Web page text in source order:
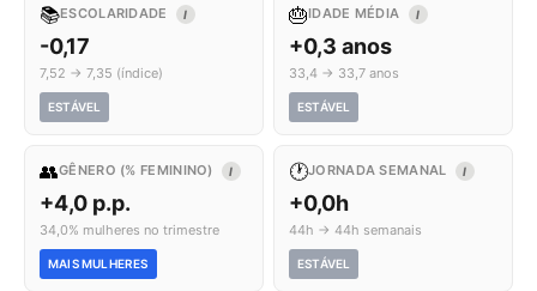
📚ESCOLARIDADE I
-0,17
7,52 → 7,35 (índice)
ESTÁVEL
🎂IDADE MÉDIA I
+0,3 anos
33,4 → 33,7 anos
ESTÁVEL
👥GÊNERO (% FEMININO) I
+4,0 p.p.
34,0% mulheres no trimestre
MAIS MULHERES
🕐JORNADA SEMANAL I
+0,0h
44h → 44h semanais
ESTÁVEL